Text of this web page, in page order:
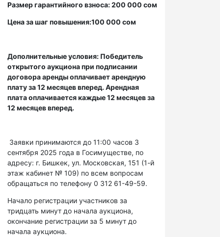
Размер гарантийного взноса: 200 000 сом
Цена за шаг повышения:100 000 сом
Дополнительные условия: Победитель
открытого аукциона при подписании
договора аренды оплачивает арендную
плату за 12 месяцев вперед. Арендная
плата оплачивается каждые 12 месяцев за
12 месяцев вперед.
Заявки принимаются до 11:00 часов 3
сентября 2025 года в Госимуществе, по
адресу: г. Бишкек, ул. Московская, 151 (1-й
этаж кабинет № 109) по всем вопросам
обращаться по телефону 0 312 61-49-59.
Начало регистрации участников за
тридцать минут до начала аукциона,
окончание регистрации за 5 минут до
начала аукциона.